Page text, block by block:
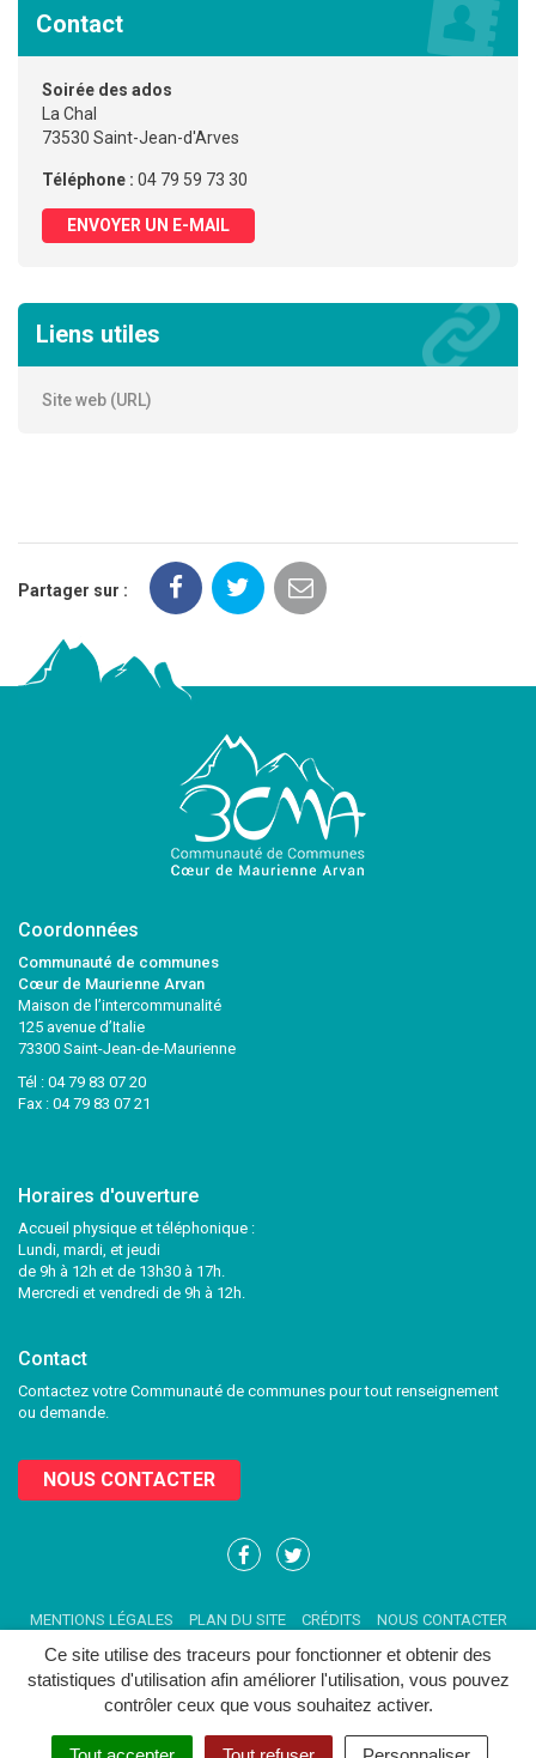
Ce site utilise des traceurs pour fonctionner et obtenir des
statistiques d'utilisation afin améliorer l'utilisation, vous pouvez
contrôler ceux que vous souhaitez activer.
Contact
Soirée des ados
La Chal
73530 Saint-Jean-d'Arves
Téléphone : 04 79 59 73 30
ENVOYER UN E-MAIL
Liens utiles
Site web (URL)
Partager sur :
Coordonnées
Communauté de communes
Cœur de Maurienne Arvan
Maison de l’intercommunalité
125 avenue d’Italie
73300 Saint-Jean-de-Maurienne
Tél : 04 79 83 07 20
Fax : 04 79 83 07 21
Horaires d'ouverture
Accueil physique et téléphonique :
Lundi, mardi, et jeudi
de 9h à 12h et de 13h30 à 17h.
Mercredi et vendredi de 9h à 12h.
Contact
Contactez votre Communauté de communes pour tout renseignement
ou demande.
NOUS CONTACTER
Lien
compte
Facebook
Lien
compte
Twitter
MENTIONS LÉGALES PLAN DU SITE CRÉDITS NOUS CONTACTER